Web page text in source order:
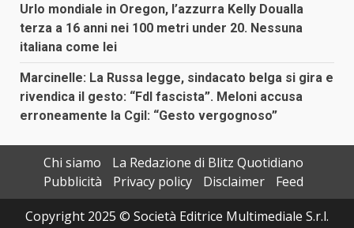
Urlo mondiale in Oregon, l’azzurra Kelly Doualla
terza a 16 anni nei 100 metri under 20. Nessuna
italiana come lei
Marcinelle: La Russa legge, sindacato belga si gira e
rivendica il gesto: “FdI fascista”. Meloni accusa
erroneamente la Cgil: “Gesto vergognoso”
Chi siamo
La Redazione di Blitz Quotidiano
Pubblicità
Privacy policy Disclaimer
Feed
Copyright 2025 © Società Editrice Multimediale S.r.l.